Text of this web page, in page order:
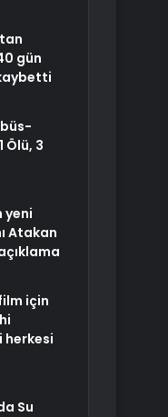
gün
Ölü, 3
yeni
Atakan
için
herkesi
Su